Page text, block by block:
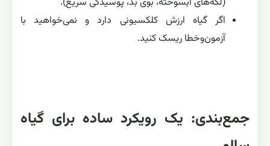
اگر گیاه ارزش کلکسیونی دارد و نمی‌خواهید با
آزمون‌وخطا ریسک کنید.
جمع‌بندی: یک رویکرد ساده برای گیاه